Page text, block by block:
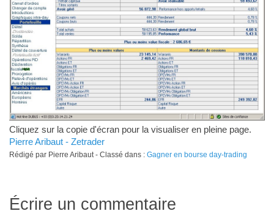
Cliquez sur la copie d'écran pour la visualiser en pleine page.
Pierre Aribaut - Zetrader
Rédigé par Pierre Aribaut - Classé dans : Gagner en bourse day-trading
Écrire un commentaire